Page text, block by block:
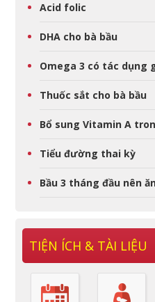
Acid folic
DHA cho bà bầu
Omega 3 có tác dụng
Thuốc sắt cho bà bầu
Bổ sung Vitamin A
Tiểu đường thai kỳ
Bầu 3 tháng đầu nên
TIỆN ÍCH & TÀI LIỆU